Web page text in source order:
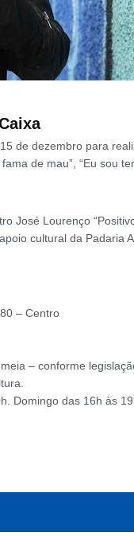
de dezembro para
de mau”, “Eu sou
José Lourenço
cultural da Padaria
– Centro
– conforme
Domingo das 16h às